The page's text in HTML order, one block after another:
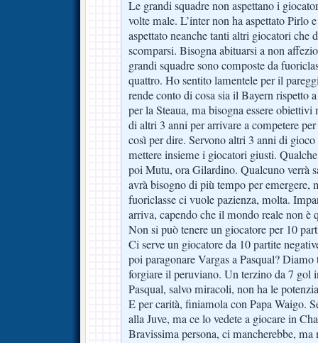
Le grandi squadre non aspettano i
volte male. L’inter non ha aspettato Pirlo
aspettato neanche tanti altri giocatori che
scomparsi. Bisogna abituarsi a non
grandi squadre sono composte da
quattro. Ho sentito lamentele per il
rende conto di cosa sia il Bayern rispetto
per la Steaua, ma bisogna essere
di altri 3 anni per arrivare a competere
così per dire. Servono altri 3 anni di
mettere insieme i giocatori giusti.
poi Mutu, ora Gilardino. Qualcuno verrà
avrà bisogno di più tempo per emergere,
fuoriclasse ci vuole pazienza, molta.
arriva, capendo che il mondo reale non è
Non si può tenere un giocatore per 10
Ci serve un giocatore da 10 partite
poi paragonare Vargas a Pasqual?
forgiare il peruviano. Un terzino da 7 gol
Pasqual, salvo miracoli, non ha le
E per carità, finiamola con Papa Waigo.
alla Juve, ma ce lo vedete a giocare in
Bravissima persona, ci mancherebbe,